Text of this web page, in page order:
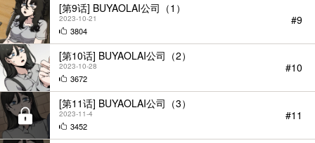
[第9话] BUYAOLAI公司（1）
2023-10-21
3804
#9
[第10话] BUYAOLAI公司（2）
2023-10-28
3672
#10
[第11话] BUYAOLAI公司（3）
2023-11-4
3452
#11